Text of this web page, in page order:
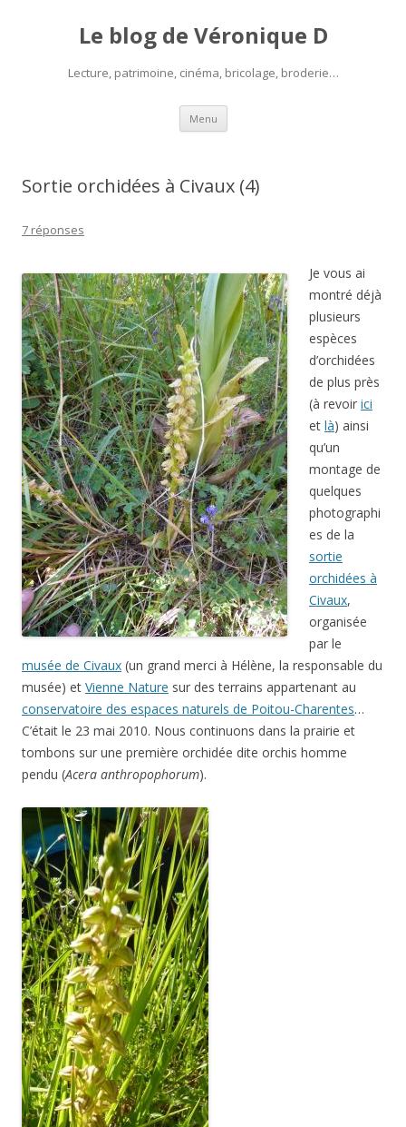
Le blog de Véronique D
Lecture, patrimoine, cinéma, bricolage, broderie…
Menu Aller
contenu
Sortie orchidées à Civaux (4)
7 réponses
Je vous ai
montré déjà
plusieurs
espèces
d’orchidées
de plus près
(à revoir ici
et là) ainsi
qu’un
montage de
quelques
photographi
es de la
sortie
orchidées à
Civaux,
organisée
par le
musée de Civaux (un grand merci à Hélène, la responsable du
musée) et Vienne Nature sur des terrains appartenant au
conservatoire des espaces naturels de Poitou-Charentes…
C’était le 23 mai 2010. Nous continuons dans la prairie et
tombons sur une première orchidée dite orchis homme
pendu (Acera anthropophorum).